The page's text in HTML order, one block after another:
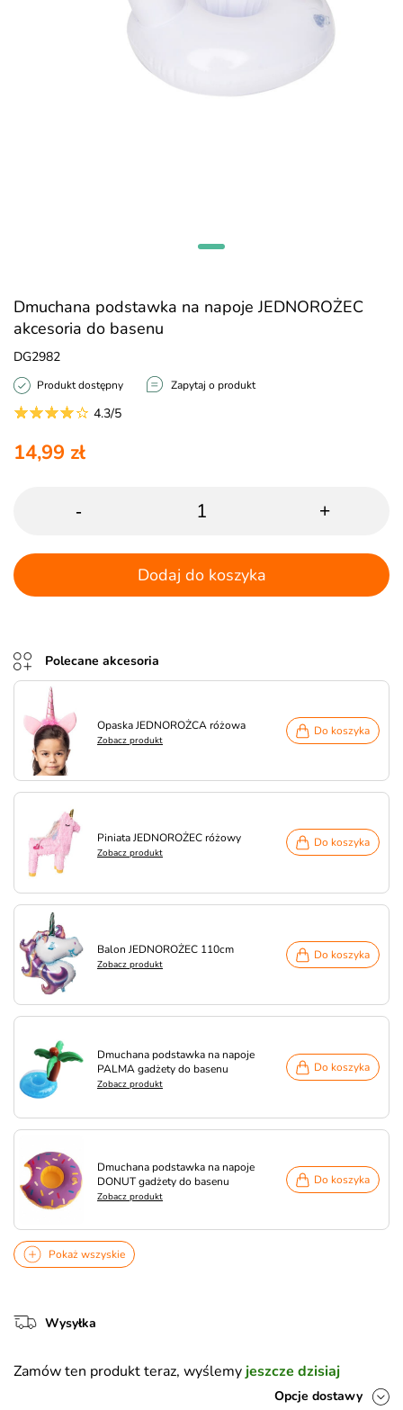
Dmuchana podstawka na napoje JEDNOROŻEC
akcesoria do basenu
DG2982
Produkt dostępny Zapytaj o produkt
4.3/5
14,99 zł
- +
Dodaj do koszyka
Polecane akcesoria
Opaska JEDNOROŻCA różowa
Zobacz produkt
Do koszyka
Piniata JEDNOROŻEC różowy
Zobacz produkt
Do koszyka
Balon JEDNOROŻEC 110cm
Zobacz produkt
Do koszyka
Dmuchana podstawka na napoje
PALMA gadżety do basenu
Zobacz produkt
Do koszyka
Dmuchana podstawka na napoje
DONUT gadżety do basenu
Zobacz produkt
Do koszyka
Pokaż wszyskie
Wysyłka
Zamów ten produkt teraz, wyślemy jeszcze dzisiaj
Opcje dostawy